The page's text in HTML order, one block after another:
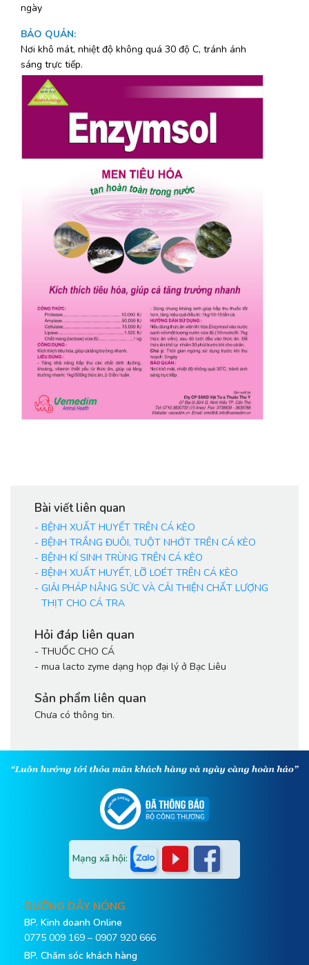
ngày
BẢO QUẢN:
Nơi khô mát, nhiệt độ không quá 30 độ C, tránh ánh
sáng trực tiếp.
Bài viết liên quan
- BỆNH XUẤT HUYẾT TRÊN CÁ KÈO
- BỆNH TRẮNG ĐUÔI, TUỘT NHỚT TRÊN CÁ KÈO
- BỆNH KÍ SINH TRÙNG TRÊN CÁ KÈO
- BỆNH XUẤT HUYẾT, LỠ LOÉT TRÊN CÁ KÈO
- GIẢI PHÁP NÂNG SỨC VÀ CẢI THIỆN CHẤT LƯỢNG
THỊT CHO CÁ TRA
Hỏi đáp liên quan
- THUỐC CHO CÁ
- mua lacto zyme dạng họp đại lý ở Bạc Liêu
Sản phẩm liên quan
Chưa có thông tin.
Mạng xã hội:
ĐƯỜNG DÂY NÓNG
BP. Kinh doanh Online
0775 009 169 – 0907 920 666
BP. Chăm sóc khách hàng